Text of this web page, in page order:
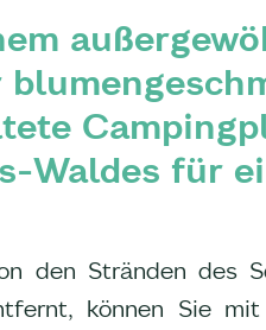
Waldes für
den Stränden des
können Sie